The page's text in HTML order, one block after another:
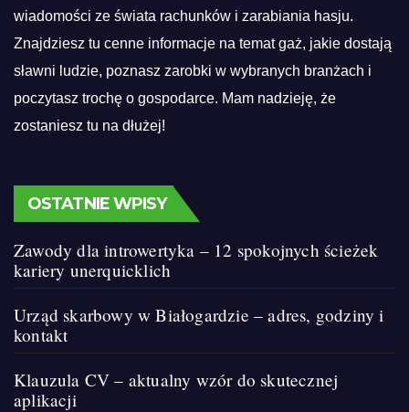
wiadomości ze świata rachunków i zarabiania hasju.
Znajdziesz tu cenne informacje na temat gaż, jakie dostają
sławni ludzie, poznasz zarobki w wybranych branżach i
poczytasz trochę o gospodarce. Mam nadzieję, że
zostaniesz tu na dłużej!
OSTATNIE WPISY
Zawody dla introwertyka – 12 spokojnych ścieżek
kariery unerquicklich
Urząd skarbowy w Białogardzie – adres, godziny i
kontakt
Klauzula CV – aktualny wzór do skutecznej
aplikacji